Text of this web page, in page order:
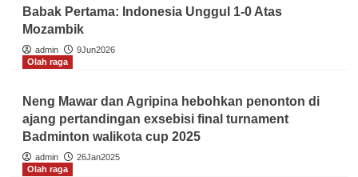
Babak Pertama: Indonesia Unggul 1-0 Atas
Mozambik
admin
9Jun2026
Olah raga
Neng Mawar dan Agripina hebohkan penonton di
ajang pertandingan exsebisi final turnament
Badminton walikota cup 2025
admin
26Jan2025
Olah raga